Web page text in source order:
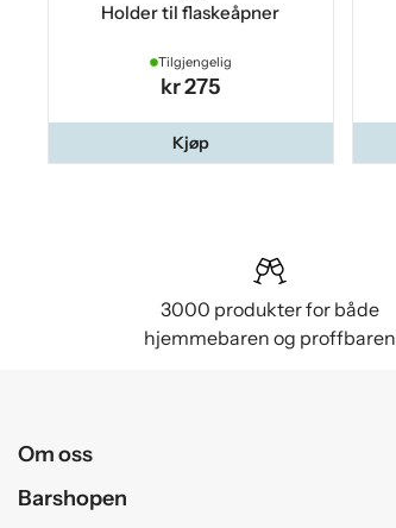
Holder til flaskeåpner
Tilgjengelig
kr 275
Kjøp
3000 produkter for både
hjemmebaren og proffbaren
Om oss
Barshopen